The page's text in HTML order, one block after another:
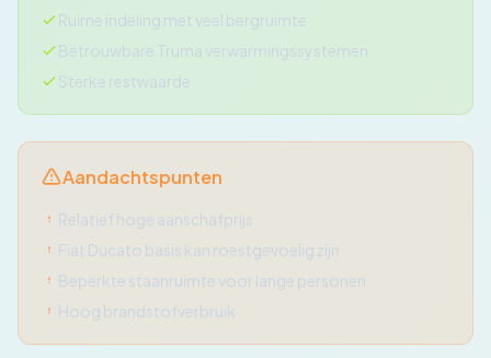
Ruime indeling met veel bergruimte
Betrouwbare Truma verwarmingssystemen
Sterke restwaarde
Aandachtspunten
Relatief hoge aanschafprijs
Fiat Ducato basis kan roestgevoelig zijn
Beperkte staanruimte voor lange personen
Hoog brandstofverbruik